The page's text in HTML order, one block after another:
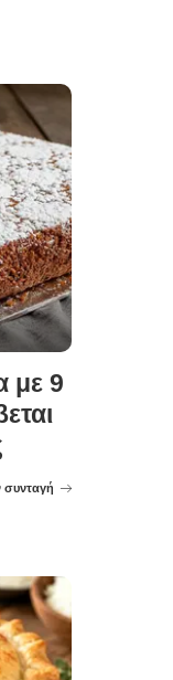
με 9
συνταγή